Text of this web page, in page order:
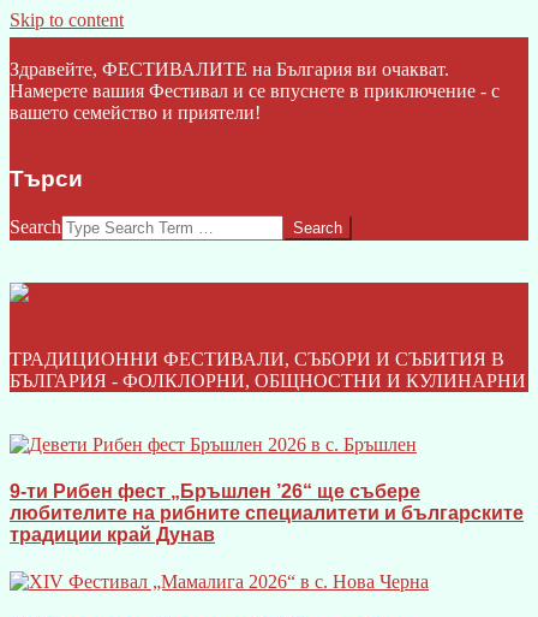
Skip to content
Здравейте, ФЕСТИВАЛИТЕ на България ви очакват.
Намерете вашия Фестивал и се впуснете в приключение - с
вашето семейство и приятели!
Търси
Search
ТРАДИЦИОННИ ФЕСТИВАЛИ, СЪБОРИ И СЪБИТИЯ В
БЪЛГАРИЯ - ФОЛКЛОРНИ, ОБЩНОСТНИ И КУЛИНАРНИ
9-ти Рибен фест „Бръшлен ’26“ ще събере
любителите на рибните специалитети и българските
традиции край Дунав